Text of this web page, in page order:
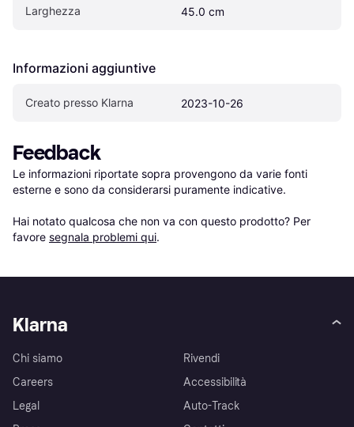
Larghezza 45.0 cm
Informazioni aggiuntive
Creato presso Klarna 2023-10-26
Feedback
Le informazioni riportate sopra provengono da varie fonti
esterne e sono da considerarsi puramente indicative.
Hai notato qualcosa che non va con questo prodotto? Per
favore segnala problemi qui.
Klarna
Chi siamo
Careers
Legal
Rivendi
Accessibilità
Auto-Track